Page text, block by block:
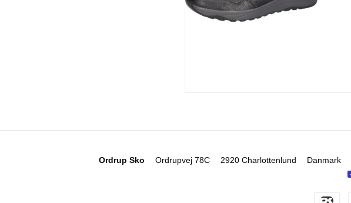
Ordrup Sko Ordrupvej 78C 2920 Charlottenlund Danmark